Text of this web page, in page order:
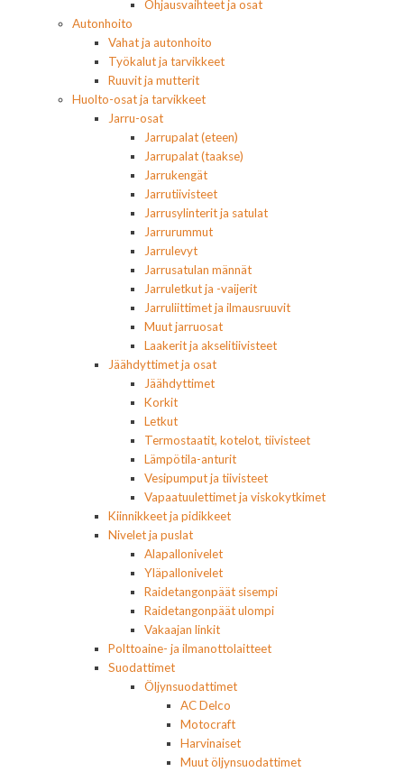
Ohjausvaihteet ja osat
Autonhoito
Vahat ja autonhoito
Työkalut ja tarvikkeet
Ruuvit ja mutterit
Huolto-osat ja tarvikkeet
Jarru-osat
Jarrupalat (eteen)
Jarrupalat (taakse)
Jarrukengät
Jarrutiivisteet
Jarrusylinterit ja satulat
Jarrurummut
Jarrulevyt
Jarrusatulan männät
Jarruletkut ja -vaijerit
Jarruliittimet ja ilmausruuvit
Muut jarruosat
Laakerit ja akselitiivisteet
Jäähdyttimet ja osat
Jäähdyttimet
Korkit
Letkut
Termostaatit, kotelot, tiivisteet
Lämpötila-anturit
Vesipumput ja tiivisteet
Vapaatuulettimet ja viskokytkimet
Kiinnikkeet ja pidikkeet
Nivelet ja puslat
Alapallonivelet
Yläpallonivelet
Raidetangonpäät sisempi
Raidetangonpäät ulompi
Vakaajan linkit
Polttoaine- ja ilmanottolaitteet
Suodattimet
Öljynsuodattimet
AC Delco
Motocraft
Harvinaiset
Muut öljynsuodattimet